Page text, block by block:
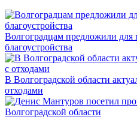
Волгоградцам предложили для
благоустройства
В Волгоградской области
отходами